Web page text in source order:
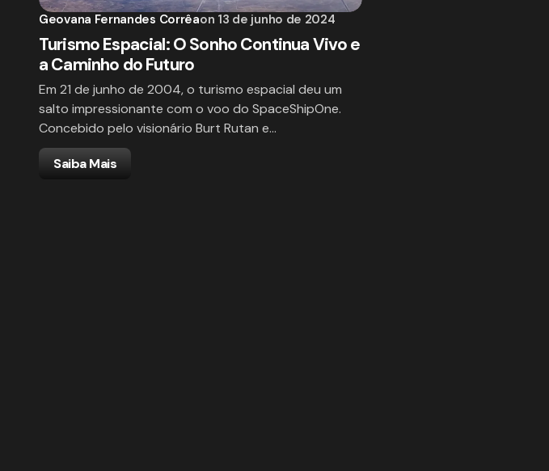
Geovana Fernandes Corrêaon 13 de junho de 2024
Turismo Espacial: O Sonho Continua Vivo e
a Caminho do Futuro
Em 21 de junho de 2004, o turismo espacial deu um
salto impressionante com o voo do SpaceShipOne.
Concebido pelo visionário Burt Rutan e…
Saiba Mais